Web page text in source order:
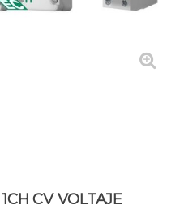
CV VOLTAJE